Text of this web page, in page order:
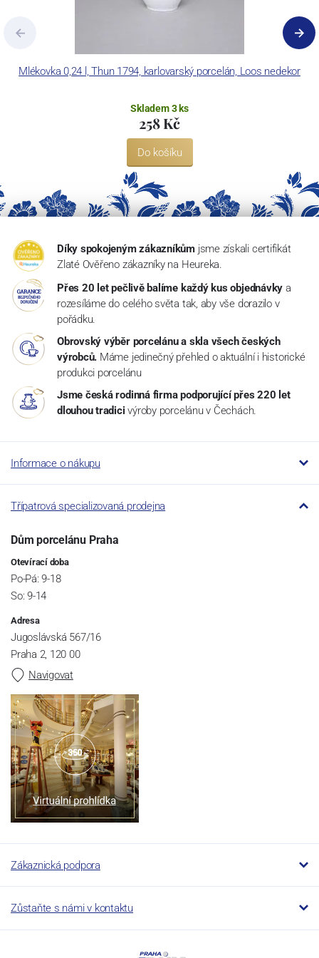
Mlékovka 0,24 l, Thun 1794, karlovarský porcelán, Loos nedekor
Skladem 3 ks
258 Kč
Do košíku
Díky spokojeným zákazníkům jsme získali certifikát
Zlaté Ověřeno zákazníky na Heureka.
Přes 20 let pečlivě balíme každý kus objednávky a
rozesíláme do celého světa tak, aby vše dorazilo v
pořádku.
Obrovský výběr porcelánu a skla všech českých
výrobců. Máme jedinečný přehled o aktuální i historické
produkci porcelánu
Jsme česká rodinná firma podporující přes 220 let
dlouhou tradici výroby porcelánu v Čechách.
Informace o nákupu
Třípatrová specializovaná prodejna
Dům porcelánu Praha
Otevírací doba
Po-Pá: 9-18
So: 9-14
Adresa
Jugoslávská 567/16
Praha 2, 120 00
Navigovat
Zákaznická podpora
Zůstaňte s námi v kontaktu